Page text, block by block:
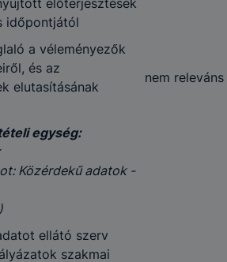
időpontjától
a véleményezők
és az
elutasításának
nem releváns
egység:
Közérdekű adatok -
ellátó szerv
szakmai